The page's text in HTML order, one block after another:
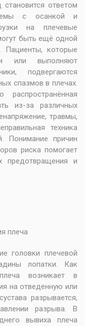
ответом
с осанкой и
на плечевые
быть ещё одной
Пациенты, которые
или выполняют
подвергаются
спазмов в плечах.
из-за различных
травмы,
техника
Понимание причин
риска помогает
предотвращения и
плеча
головки плечевой
лопатки. Как
возникает в
на отведенную или
разрывается,
разрыва. В
вывиха плеча